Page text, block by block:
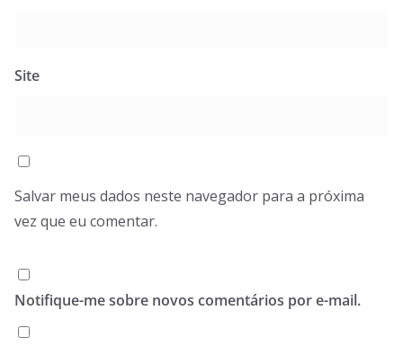
Site
Salvar meus dados neste navegador para a próxima
vez que eu comentar.
Notifique-me sobre novos comentários por e-mail.